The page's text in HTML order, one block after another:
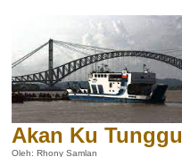
Akan Ku Tunggu
Oleh: Rhony Samlan